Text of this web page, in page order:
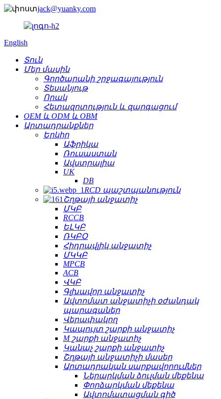
jack@yuanky.com
English
Տուն
Մեր մասին
Գործարանի շրջագայություն
Տեսանյութ
Որակ
Հետազոտություն և զարգացում
OEM և ODM և OBM
Արտադրանքներ
Երկիր
Աֆրիկա
Ռուսաստան
Ավստրալիա
UK
DB
RCD պաշտպանություն
Շղթայի անջատիչ
ՄԿԲ
RCCB
ԵԼԿԲ
ՌԿԲՕ
Հիդրավլիկ անջատիչ
ՄԿԿԲ
MPCB
ACB
ՎԿԲ
Գլխավոր անջատիչ
Ավտոմատ անջատիչի օժանդակ
պարագաներ
Վերափակող
Կապույտ շարքի անջատիչ
M շարքի անջատիչ
Կանաչ շարքի անջատիչ
Շղթայի անջատիչի մասեր
Արտադրական սարքավորումներ
Ներարկման ձուլման մեքենա
Փորձարկման մեքենա
Ավտոմատացման գիծ